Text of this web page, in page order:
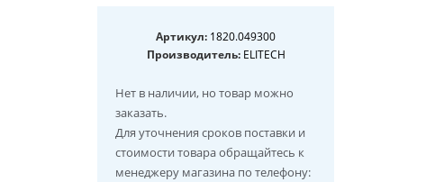
Артикул: 1820.049300
Производитель:ELITECH
Нет в наличии, но товар можно
заказать.
Для уточнения сроков поставки и
стоимости товара обращайтесь к
менеджеру магазина по телефону: